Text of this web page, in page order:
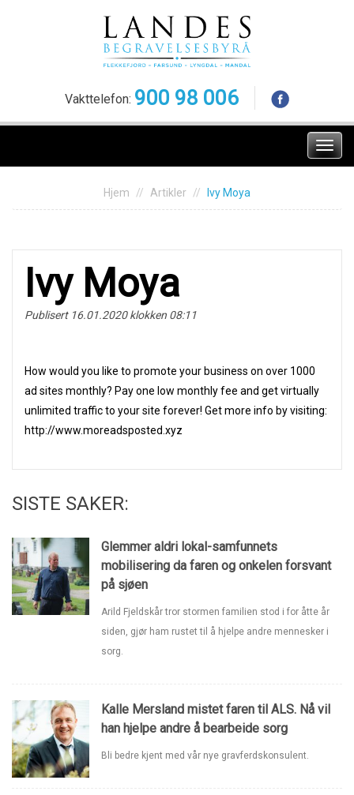
Vakttelefon: 900 98 006
Meny
Hjem Artikler Ivy Moya
Ivy Moya
Publisert 16.01.2020 klokken 08:11
How would you like to promote your business on over 1000
ad sites monthly? Pay one low monthly fee and get virtually
unlimited traffic to your site forever! Get more info by visiting:
http://www.moreadsposted.xyz
SISTE SAKER:
Glemmer aldri lokal-samfunnets
mobilisering da faren og onkelen forsvant
på sjøen
Arild Fjeldskår tror stormen familien stod i for åtte år
siden, gjør ham rustet til å hjelpe andre mennesker i
sorg.
Kalle Mersland mistet faren til ALS. Nå vil
han hjelpe andre å bearbeide sorg
Bli bedre kjent med vår nye gravferdskonsulent.